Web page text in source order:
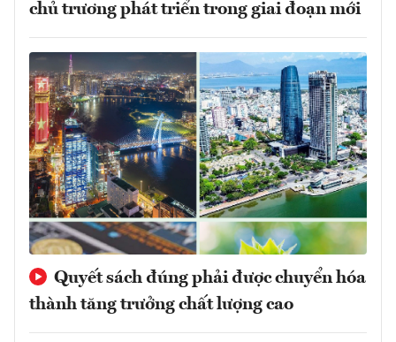
chủ trương phát triển trong giai đoạn mới
Quyết sách đúng phải được chuyển hóa
thành tăng trưởng chất lượng cao